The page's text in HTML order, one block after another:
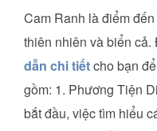
Cam Ranh là điểm
thiên nhiên và biển
dẫn chi tiếtcho bạn
gồm: 1. Phương Tiện
bắt đầu, việc tìm hiểu